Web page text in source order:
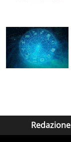
Redazione